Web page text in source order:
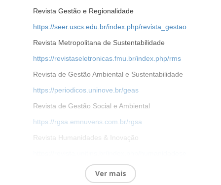
Revista Gestão e Regionalidade
https://seer.uscs.edu.br/index.php/revista_gestao
Revista Metropolitana de Sustentabilidade
https://revistaseletronicas.fmu.br/index.php/rms
Revista de Gestão Ambiental e Sustentabilidade
https://periodicos.uninove.br/geas
Revista de Gestão Social e Ambiental
https://rgsa.emnuvens.com.br/rgsa
Revista Humanidades & Inovação
Revista Brasileira de Gestão e Desenvolvimento
Ver mais